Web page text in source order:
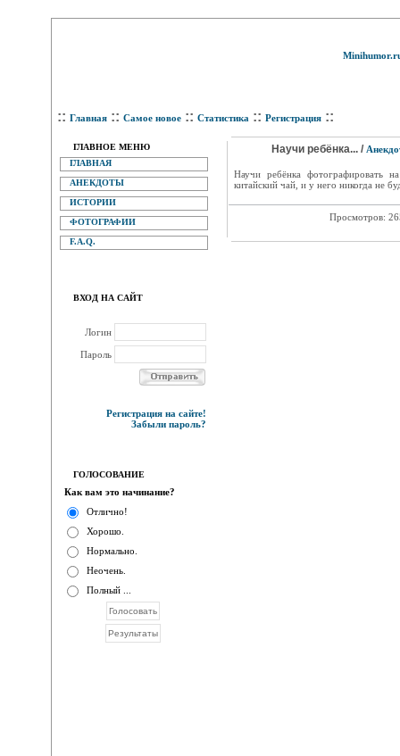
:: Главная :: Самое новое :: Статистика :: Регистрация ::
ГЛАВНОЕ МЕНЮ
ГЛАВНАЯ
АНЕКДОТЫ
ИСТОРИИ
ФОТОГРАФИИ
F.A.Q.
ВХОД НА САЙТ
Логин
Пароль
Регистрация на сайте!
Забыли пароль?
ГОЛОСОВАНИЕ
Как вам это начинание?
Отлично!
Хорошо.
Нормально.
Неочень.
Полный ...
Научи ребёнка... /
Научи ребёнка фотографировать
китайский чай, и у него никогда не
Просмотров: